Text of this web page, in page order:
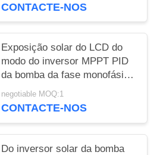
CONTACTE-NOS
Exposição solar do LCD do
modo do inversor MPPT PID
da bomba da fase monofásica
de 1HP 2HP 3HP 5HP 10HP
220v
negotiable MOQ:1
CONTACTE-NOS
Do inversor solar da bomba